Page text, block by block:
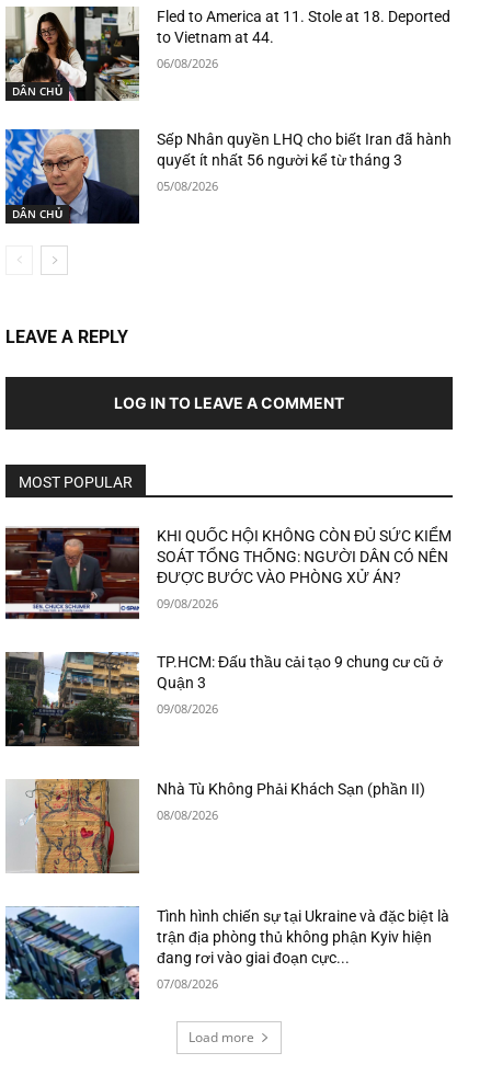
DÂN CHỦ
Fled to America at 11. Stole at 18. Deported
to Vietnam at 44.
06/08/2026
DÂN CHỦ
Sếp Nhân quyền LHQ cho biết Iran đã hành
quyết ít nhất 56 người kể từ tháng 3
05/08/2026
LEAVE A REPLY
LOG IN TO LEAVE A COMMENT
MOST POPULAR
KHI QUỐC HỘI KHÔNG CÒN ĐỦ SỨC KIỂM
SOÁT TỔNG THỐNG: NGƯỜI DÂN CÓ NÊN
ĐƯỢC BƯỚC VÀO PHÒNG XỬ ÁN?
09/08/2026
TP.HCM: Đấu thầu cải tạo 9 chung cư cũ ở
Quận 3
09/08/2026
Nhà Tù Không Phải Khách Sạn (phần II)
08/08/2026
Tình hình chiến sự tại Ukraine và đặc biệt là
trận địa phòng thủ không phận Kyiv hiện
đang rơi vào giai đoạn cực...
07/08/2026
Load more